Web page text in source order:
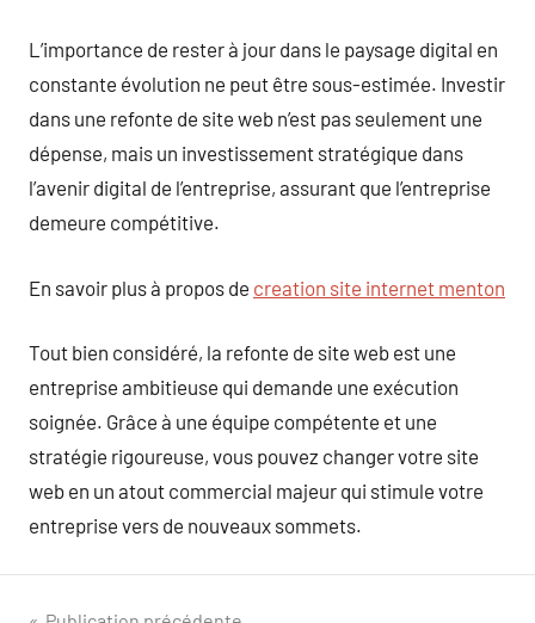
L’importance de rester à jour dans le paysage digital en
constante évolution ne peut être sous-estimée. Investir
dans une refonte de site web n’est pas seulement une
dépense, mais un investissement stratégique dans
l’avenir digital de l’entreprise, assurant que l’entreprise
demeure compétitive.
En savoir plus à propos de creation site internet menton
Tout bien considéré, la refonte de site web est une
entreprise ambitieuse qui demande une exécution
soignée. Grâce à une équipe compétente et une
stratégie rigoureuse, vous pouvez changer votre site
web en un atout commercial majeur qui stimule votre
entreprise vers de nouveaux sommets.